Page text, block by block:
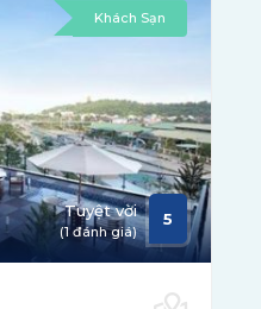
Khách Sạn
Tuyệt vời
(1 đánh giá)
5